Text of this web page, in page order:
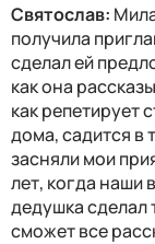
Святослав:
получила
сделал ей
как она
как репетирует
дома, садится в
засняли мои
лет, когда наши
дедушка
сможет все